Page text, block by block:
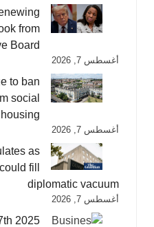
from
Board
أغسطس 7, 2026
to ban
social
housing
أغسطس 7, 2026
as
fill
diplomatic vacuum
أغسطس 7, 2026
2025